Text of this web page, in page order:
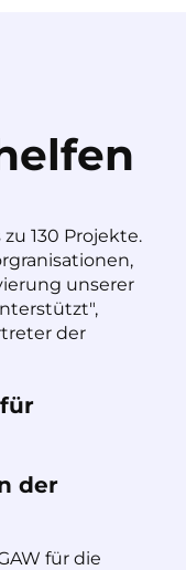
130 Projekte.
unserer
der
der
für die